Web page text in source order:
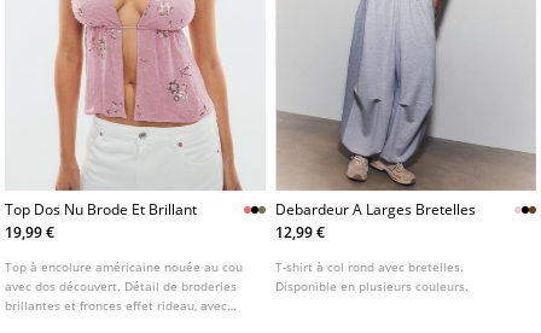
Top Dos Nu Brode Et Brillant
19,99 €
Top à encolure américaine nouée au cou
avec dos découvert. Détail de broderies
brillantes et fronces effet rideau, avec
Debardeur A Larges Bretelles
12,99 €
T-shirt à col rond avec bretelles.
Disponible en plusieurs couleurs.